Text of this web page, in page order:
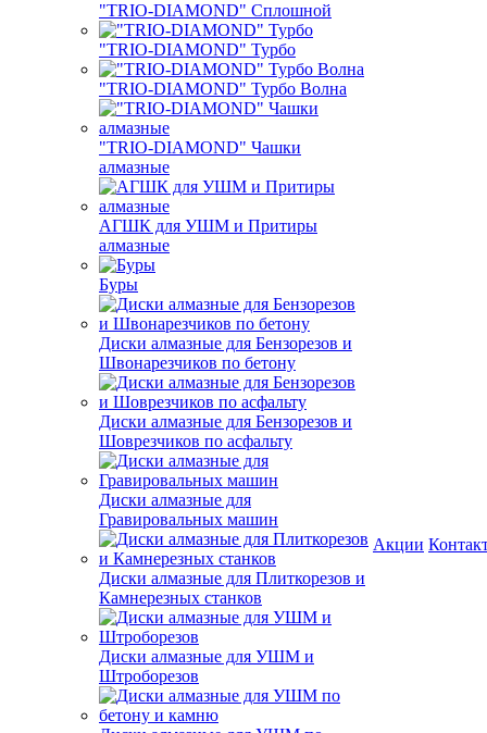
"TRIO-DIAMOND" Сплошной
"TRIO-DIAMOND" Турбо
"TRIO-DIAMOND" Турбо Волна
"TRIO-DIAMOND" Чашки
алмазные
АГШК для УШМ и Притиры
алмазные
Буры
Диски алмазные для Бензорезов и
Швонарезчиков по бетону
Диски алмазные для Бензорезов и
Шоврезчиков по асфальту
Диски алмазные для
Гравировальных машин
Диски алмазные для Плиткорезов и
Камнерезных станков
Диски алмазные для УШМ и
Штроборезов
Акции